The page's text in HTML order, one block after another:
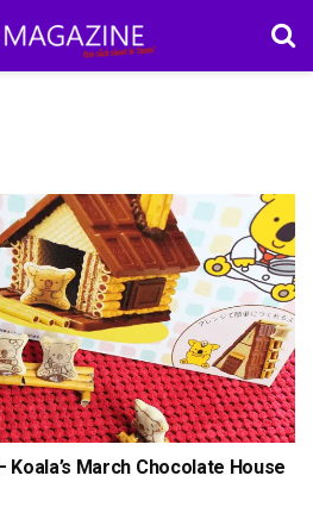
March Chocolate House